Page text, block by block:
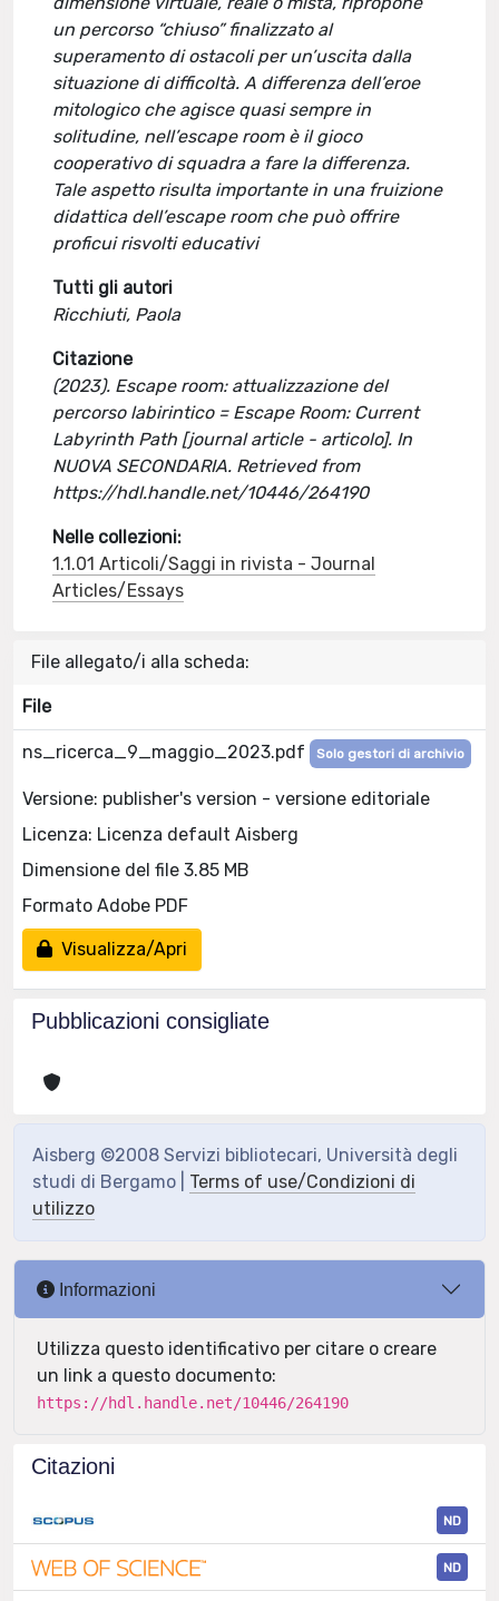
un percorso “chiuso” finalizzato al
superamento di ostacoli per un’uscita dalla
situazione di difficoltà. A differenza dell’eroe
mitologico che agisce quasi sempre in
solitudine, nell’escape room è il gioco
cooperativo di squadra a fare la differenza.
Tale aspetto risulta importante in una fruizione
didattica dell’escape room che può offrire
proficui risvolti educativi
Tutti gli autori
Ricchiuti, Paola
Citazione
(2023). Escape room: attualizzazione del
percorso labirintico = Escape Room: Current
Labyrinth Path [journal article - articolo]. In
NUOVA SECONDARIA. Retrieved from
https://hdl.handle.net/10446/264190
Nelle collezioni:
1.1.01 Articoli/Saggi in rivista - Journal
Articles/Essays
File allegato/i alla scheda:
File
ns_ricerca_9_maggio_2023.pdf Solo gestori di archivio
Versione: publisher's version - versione editoriale
Licenza: Licenza default Aisberg
Dimensione del file 3.85 MB
Formato Adobe PDF
Visualizza/Apri
Pubblicazioni consigliate
Aisberg ©2008 Servizi bibliotecari, Università degli
studi di Bergamo | Terms of use/Condizioni di
utilizzo
Informazioni
Utilizza questo identificativo per citare o creare
un link a questo documento:
https://hdl.handle.net/10446/264190
Citazioni
ND
ND